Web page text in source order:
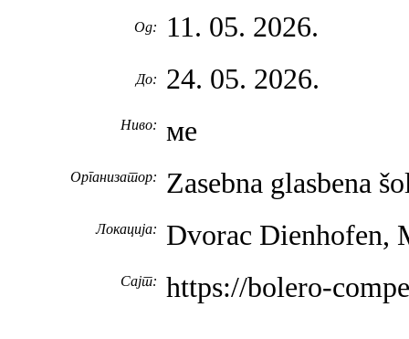
Од: 11. 05. 2026.
До: 24. 05. 2026.
Ниво: ме
Организатор: Zasebna glasbena
Локација: Dvorac Dienhofen,
Сајт: https://bolero-